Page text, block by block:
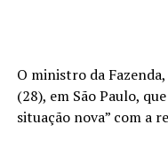
O ministro da
(28), em São Paulo,
situação nova” com a